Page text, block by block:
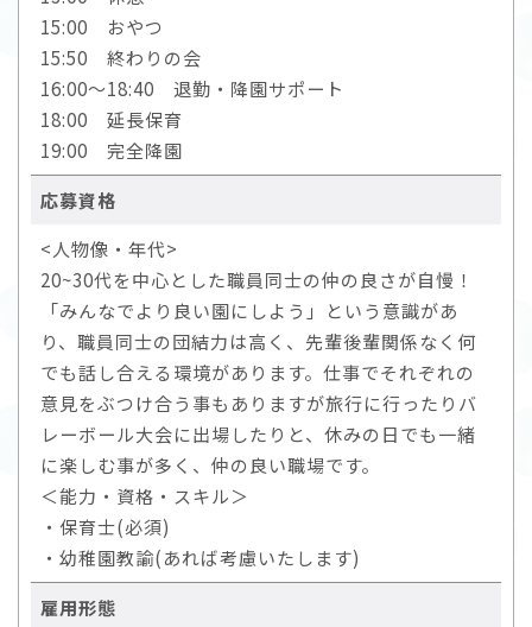
15:00 おやつ
15:50 終わりの会
16:00～18:40 退勤・降園サポート
18:00 延長保育
19:00 完全降園
応募資格
<人物像・年代>
20~30代を中心とした職員同士の仲の良さが自慢！
「みんなでより良い園にしよう」という意識があ
り、職員同士の団結力は高く、先輩後輩関係なく何
でも話し合える環境があります。仕事でそれぞれの
意見をぶつけ合う事もありますが旅行に行ったりバ
レーボール大会に出場したりと、休みの日でも一緒
に楽しむ事が多く、仲の良い職場です。
＜能力・資格・スキル＞
・保育士(必須)
・幼稚園教諭(あれば考慮いたします)
雇用形態